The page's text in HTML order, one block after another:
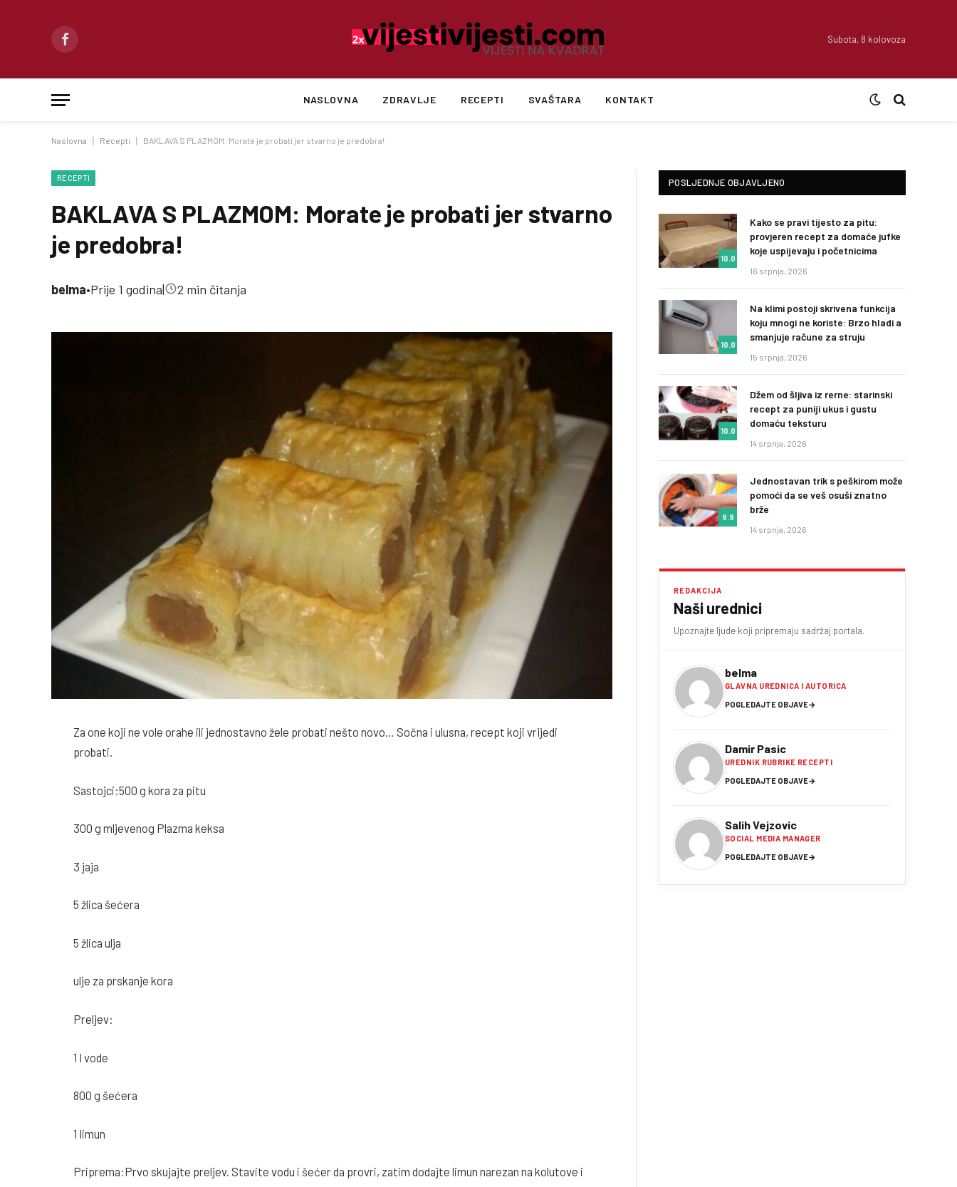
Facebook
Subota, 8 kolovoza
NASLOVNA ZDRAVLJE RECEPTI SVAŠTARA KONTAKT
Naslovna Recepti BAKLAVA S PLAZMOM: Morate je probati jer stvarno je predobra!
RECEPTI
BAKLAVA S PLAZMOM: Morate je probati jer stvarno
je predobra!
belma•Prije 1 godina| 2 min čitanja
Za one koji ne vole orahe ili jednostavno žele probati nešto novo… Sočna i ulusna, recept koji vrijedi
probati.
Sastojci:500 g kora za pitu
300 g mljevenog Plazma keksa
3 jaja
5 žlica šećera
5 žlica ulja
ulje za prskanje kora
Preljev:
1 l vode
800 g šećera
1 limun
Priprema:Prvo skujajte preljev. Stavite vodu i šećer da provri, zatim dodajte limun narezan na kolutove i
POSLJEDNJE OBJAVLJENO
10.0
Kako se pravi tijesto za pitu:
provjeren recept za domaće jufke
koje uspijevaju i početnicima
16 srpnja, 2026
10.0
Na klimi postoji skrivena funkcija
koju mnogi ne koriste: Brzo hladi a
smanjuje račune za struju
15 srpnja, 2026
10.0
Džem od šljiva iz rerne: starinski
recept za puniji ukus i gustu
domaću teksturu
14 srpnja, 2026
9.9
Jednostavan trik s peškirom može
pomoći da se veš osuši znatno
brže
14 srpnja, 2026
REDAKCIJA
Naši urednici
Upoznajte ljude koji pripremaju sadržaj portala.
belma
GLAVNA UREDNICA I AUTORICA
POGLEDAJTE OBJAVE→
Damir Pasic
UREDNIK RUBRIKE RECEPTI
POGLEDAJTE OBJAVE→
Salih Vejzovic
SOCIAL MEDIA MANAGER
POGLEDAJTE OBJAVE→